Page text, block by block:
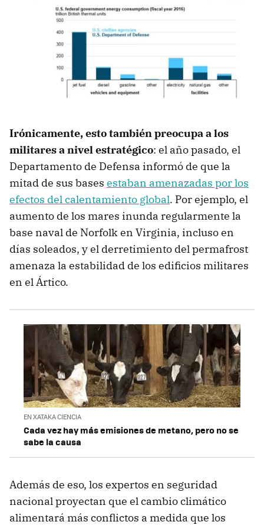
Irónicamente, esto también preocupa a los
militares a nivel estratégico: el año pasado, el
Departamento de Defensa informó de que la
mitad de sus bases estaban amenazadas por los
efectos del calentamiento global. Por ejemplo, el
aumento de los mares inunda regularmente la
base naval de Norfolk en Virginia, incluso en
días soleados, y el derretimiento del permafrost
amenaza la estabilidad de los edificios militares
en el Ártico.
EN XATAKA CIENCIA
Cada vez hay más emisiones de metano, pero no se
sabe la causa
Además de eso, los expertos en seguridad
nacional proyectan que el cambio climático
alimentará más conflictos a medida que los